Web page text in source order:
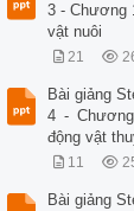
3 - Chương
vật nuôi
21
Bài giảng
4 -
động vật
11
Bài giảng